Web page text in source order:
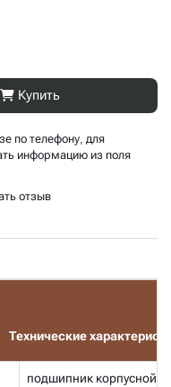
Купить
по телефону, для
информацию из поля
отзыв
Технические
подшипник корпусной